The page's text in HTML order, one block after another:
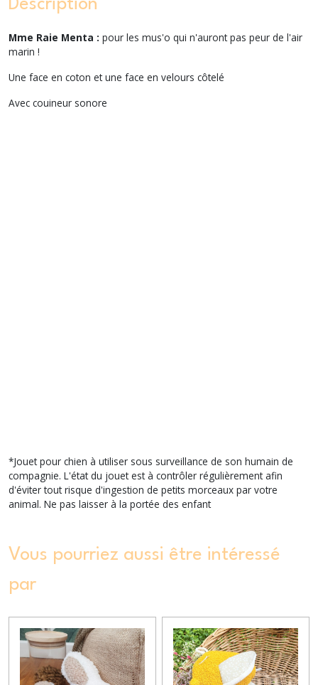
Description
Mme Raie Menta : pour les mus'o qui n'auront pas peur de l'air
marin !
Une face en coton et une face en velours côtelé
Avec couineur sonore
*Jouet pour chien à utiliser sous surveillance de son humain de
compagnie. L'état du jouet est à contrôler régulièrement afin
d'éviter tout risque d'ingestion de petits morceaux par votre
animal. Ne pas laisser à la portée des enfant
Vous pourriez aussi être intéressé
par